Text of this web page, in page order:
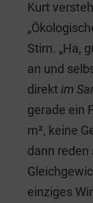
Kurt
Stirn. „Ha,
an und
direkt im
gerade ein
m², keine
dann reden
einziges